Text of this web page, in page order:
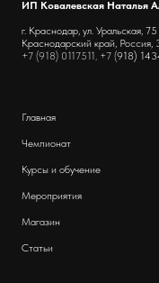
ИП Ковалевская Наталья
г. Краснодар, ул. Уральская,
Краснодарский край,
+7 (918) 0117511, +7 (918)
Главная
Чемпионат
Курсы и обучение
Мероприятия
Магазин
Статьи